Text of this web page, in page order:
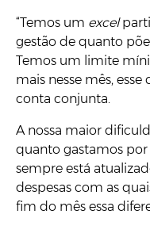
“Temos um excel
gestão de quanto
Temos um limite
mais nesse mês,
conta conjunta.
A nossa maior
quanto gastamos por
sempre está
despesas com as
fim do mês essa